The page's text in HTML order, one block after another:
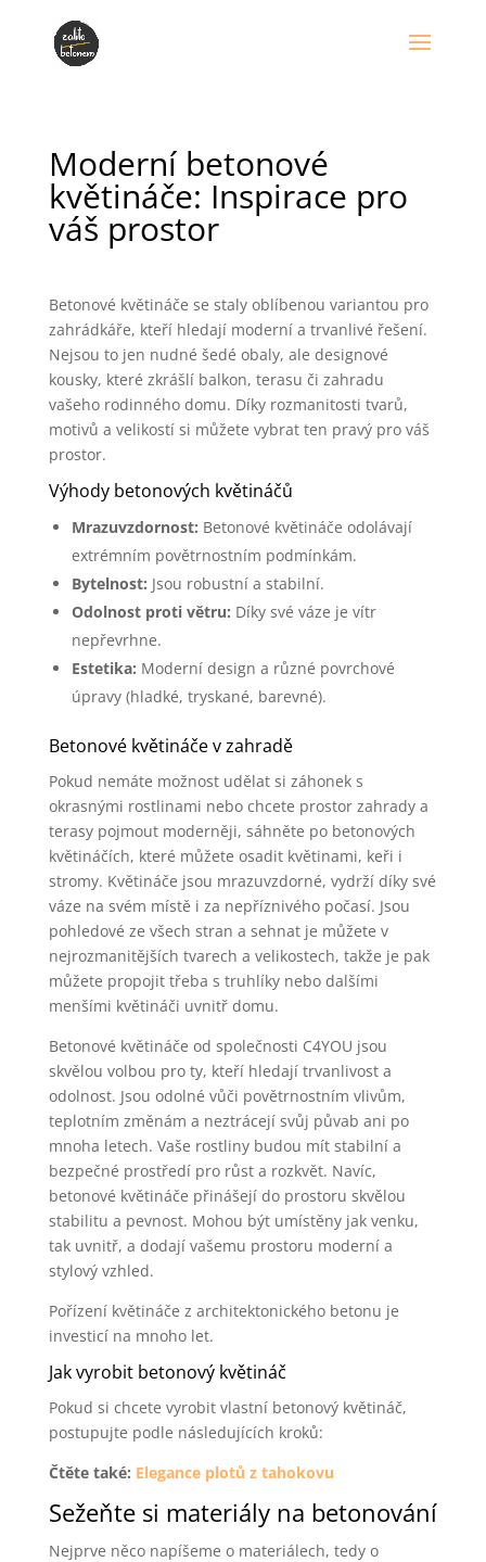
Moderní betonové
květináče: Inspirace pro
váš prostor
Betonové květináče se staly oblíbenou variantou pro
zahrádkáře, kteří hledají moderní a trvanlivé řešení.
Nejsou to jen nudné šedé obaly, ale designové
kousky, které zkrášlí balkon, terasu či zahradu
vašeho rodinného domu. Díky rozmanitosti tvarů,
motivů a velikostí si můžete vybrat ten pravý pro váš
prostor.
Výhody betonových květináčů
Mrazuvzdornost: Betonové květináče odolávají
extrémním povětrnostním podmínkám.
Bytelnost: Jsou robustní a stabilní.
Odolnost proti větru: Díky své váze je vítr
nepřevrhne.
Estetika: Moderní design a různé povrchové
úpravy (hladké, tryskané, barevné).
Betonové květináče v zahradě
Pokud nemáte možnost udělat si záhonek s
okrasnými rostlinami nebo chcete prostor zahrady a
terasy pojmout moderněji, sáhněte po betonových
květináčích, které můžete osadit květinami, keři i
stromy. Květináče jsou mrazuvzdorné, vydrží díky své
váze na svém místě i za nepříznivého počasí. Jsou
pohledové ze všech stran a sehnat je můžete v
nejrozmanitějších tvarech a velikostech, takže je pak
můžete propojit třeba s truhlíky nebo dalšími
menšími květináči uvnitř domu.
Betonové květináče od společnosti C4YOU jsou
skvělou volbou pro ty, kteří hledají trvanlivost a
odolnost. Jsou odolné vůči povětrnostním vlivům,
teplotním změnám a neztrácejí svůj půvab ani po
mnoha letech. Vaše rostliny budou mít stabilní a
bezpečné prostředí pro růst a rozkvět. Navíc,
betonové květináče přinášejí do prostoru skvělou
stabilitu a pevnost. Mohou být umístěny jak venku,
tak uvnitř, a dodají vašemu prostoru moderní a
stylový vzhled.
Pořízení květináče z architektonického betonu je
investicí na mnoho let.
Jak vyrobit betonový květináč
Pokud si chcete vyrobit vlastní betonový květináč,
postupujte podle následujících kroků:
Čtěte také: Elegance plotů z tahokovu
Sežeňte si materiály na betonování
Nejprve něco napíšeme o materiálech, tedy o